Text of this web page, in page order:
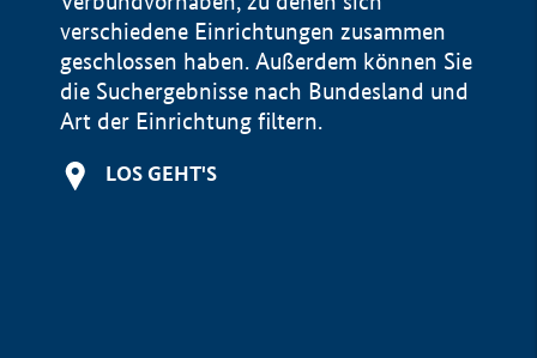
verschiedene Einrichtungen zusammen
geschlossen haben. Außerdem können Sie
die Suchergebnisse nach Bundesland und
Art der Einrichtung filtern.
LOS GEHT'S